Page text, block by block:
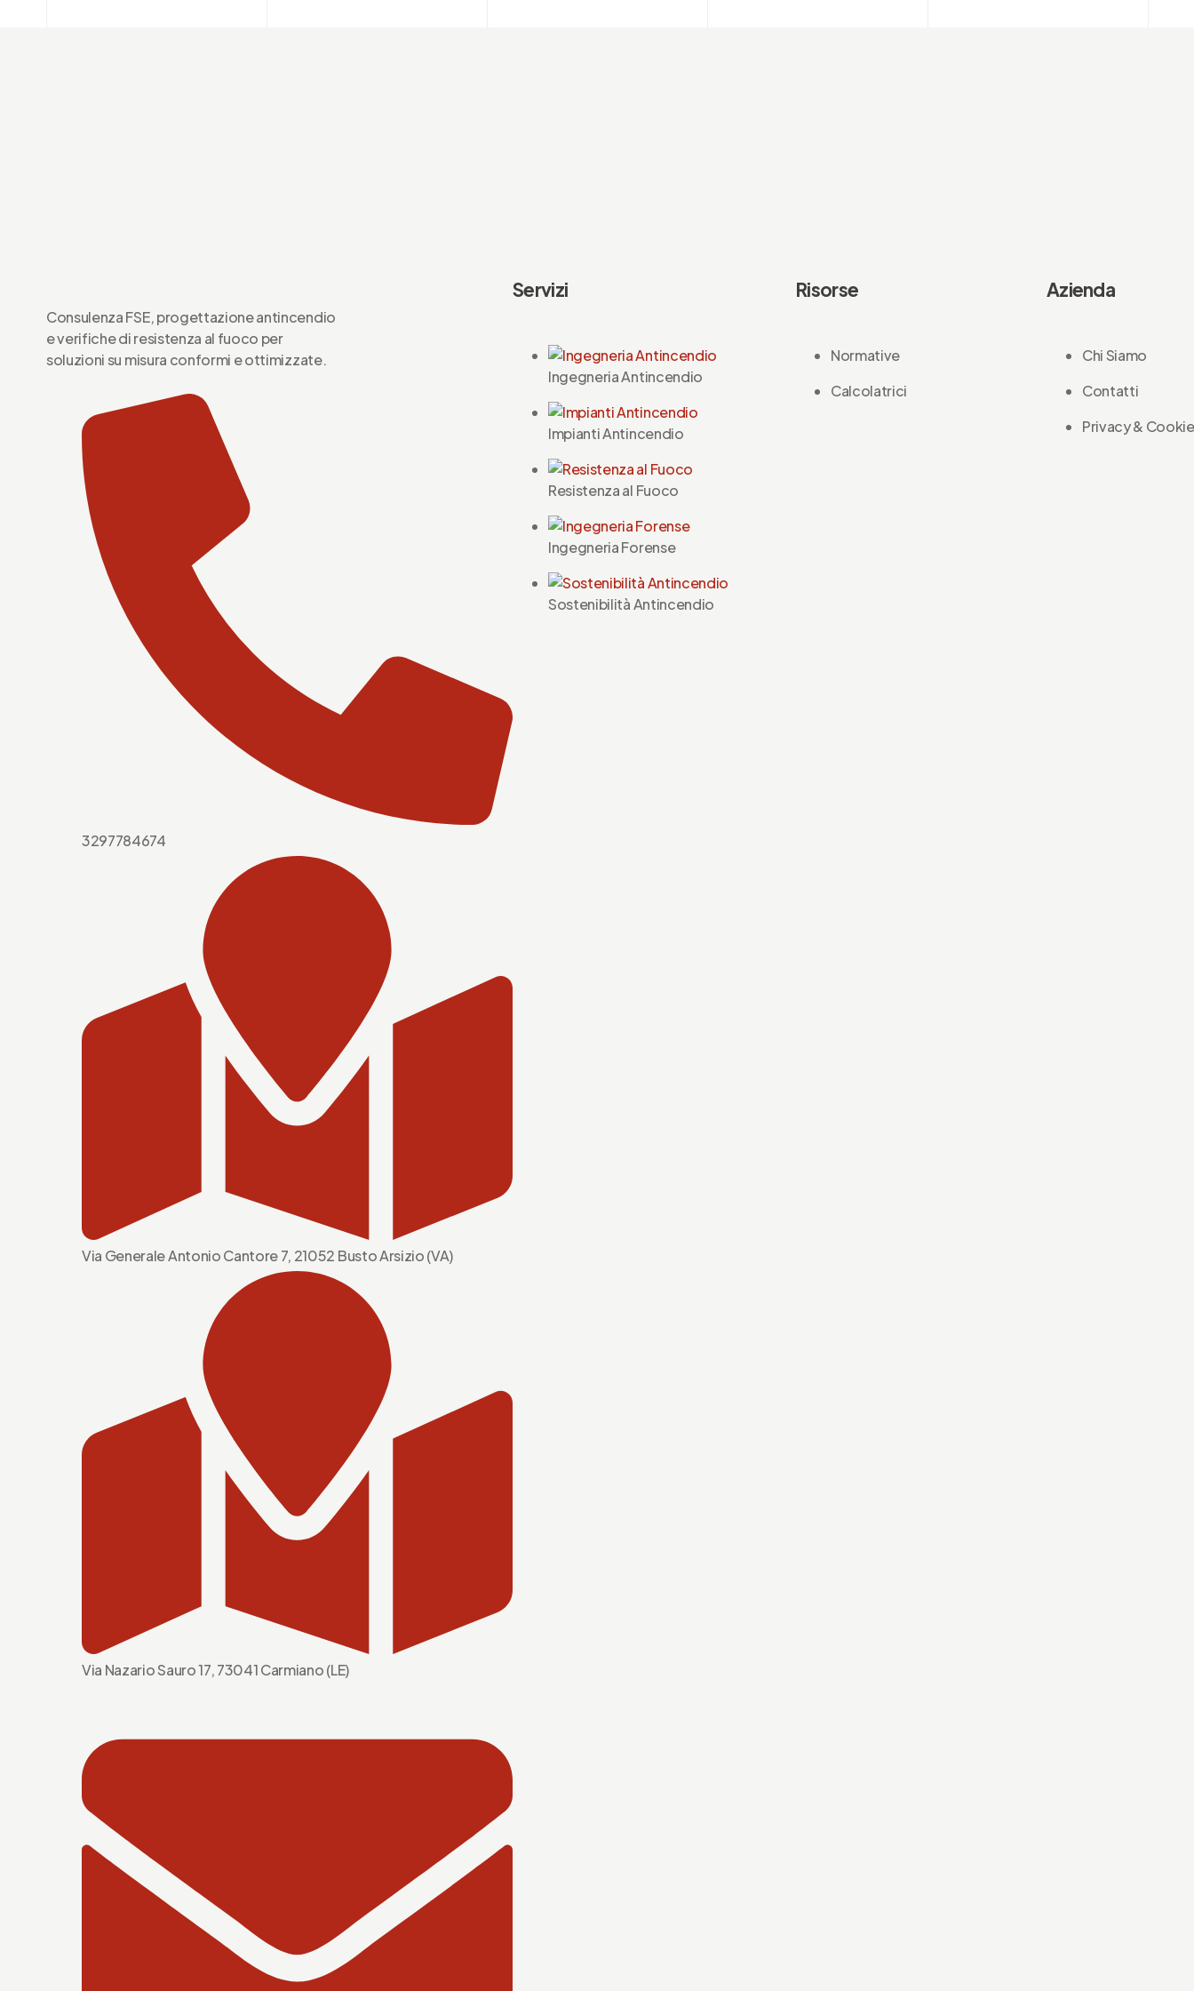
Consulenza FSE, progettazione antincendio
e verifiche di resistenza al fuoco per
soluzioni su misura conformi e ottimizzate.
3297784674
Via Generale Antonio Cantore 7, 21052 Busto Arsizio (VA)
Via Nazario Sauro 17, 73041 Carmiano (LE)
Servizi
Ingegneria Antincendio
Impianti Antincendio
Resistenza al Fuoco
Ingegneria Forense
Sostenibilità Antincendio
Risorse
Normative
Calcolatrici
Azienda
Chi Siamo
Contatti
Privacy &